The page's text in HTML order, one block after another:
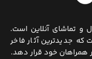
و تماشای آنلاین است.
جدیدترین آثار فاخر
همراهان خود قرار دهد.